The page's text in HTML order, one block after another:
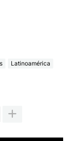
Latinoamérica